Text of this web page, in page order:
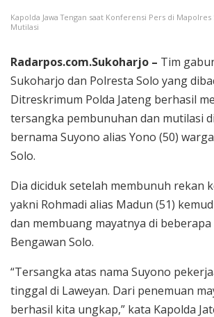
Kapolda Jawa Tengan saat Konferensi Pers di
Mutilasi
Radarpos.com.Sukoharjo – Tim
Sukoharjo dan Polresta Solo yang
Ditreskrimum Polda Jateng berhasil
tersangka pembunuhan dan mutilasi
bernama Suyono alias Yono (50)
Solo.
Dia diciduk setelah membunuh rekan
yakni Rohmadi alias Madun (51)
dan membuang mayatnya di beberapa
Bengawan Solo.
“Tersangka atas nama Suyono
tinggal di Laweyan. Dari penemuan
berhasil kita ungkap,” kata Kapolda